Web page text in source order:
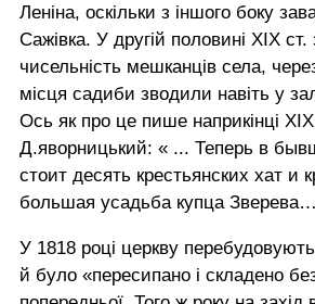
Леніна, оскільки з іншого боку
Сажівка. У другій половині ХІХ ст.
чисельність мешканців села,
місця садиби зводили навіть у
Ось як про це пише наприкінці ХІХ
Д.яворницький: « ... Теперь в
стоит десять крестьянских хат и
большая усадьба купца
У 1818 році церкву
й було «пересипано і складено